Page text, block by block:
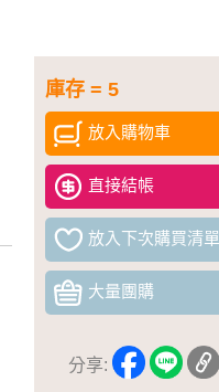
庫存 = 5
放入購物車
直接結帳
放入下次購買清單
大量團購
分享: